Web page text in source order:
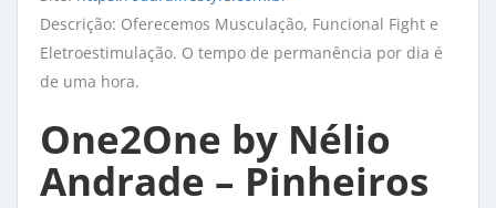
Descrição: Oferecemos Musculação, Funcional Fight e
Eletroestimulação. O tempo de permanência por dia é
de uma hora.
One2One by Nélio
Andrade – Pinheiros